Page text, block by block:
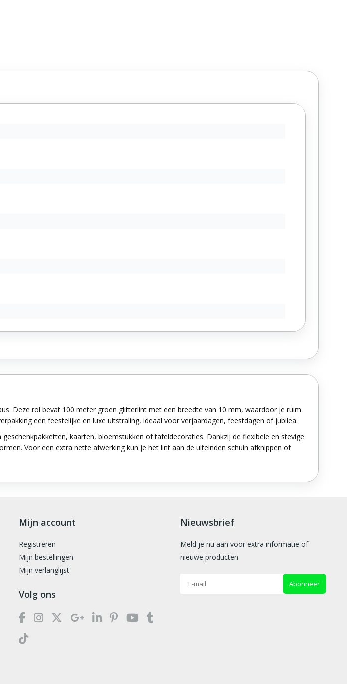
Deze rol bevat 100 meter groen glitterlint met een breedte van 10 mm, waardoor je ruim
een feestelijke en luxe uitstraling, ideaal voor verjaardagen, feestdagen of jubilea.
kaarten, bloemstukken of tafeldecoraties. Dankzij de flexibele en stevige
Voor een extra nette afwerking kun je het lint aan de uiteinden schuin afknippen of
Mijn account
Registreren
Mijn bestellingen
Mijn verlanglijst
Volg ons
Nieuwsbrief
Meld je nu aan voor extra informatie of
nieuwe producten
Abonneer